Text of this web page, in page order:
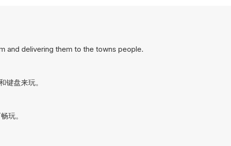
and delivering them to the towns people.
键盘来玩。
玩。